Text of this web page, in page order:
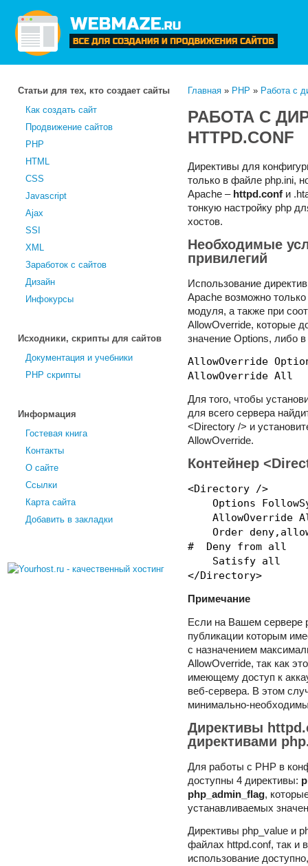
Главная » PHP » Работа с
РАБОТА С
HTTPD.CONF
Директивы для
только в файле php.ini,
Apache – httpd.conf и
тонкую настройку php
хостов.
Необходимые
привилегий
Использование
Apache возможно
модуля, а также при
AllowOverride, которые
значение Options, либо
AllowOverride
AllowOverride All
Для того, чтобы
для всего сервера
<Directory /> и
AllowOverride.
Контейнер
<Directory />
Options
AllowOverride
Order
# Deny from all
Satisfy all
</Directory>
Примечание
Если на Вашем сервере
публикации которым
с назначением
AllowOverride, так как
имеющему доступ к
веб-сервера. В этом
минимально-
Директивы
директивами
Для работы с PHP в
доступны 4 директивы:
php_admin_flag,
устанавливаемых
Директивы php_value и
файлах httpd.conf, так и
использование
Статьи для тех, кто создает сайты
Как создать сайт
Продвижение сайтов
PHP
HTML
CSS
Javascript
Ajax
SSI
XML
Заработок с сайтов
Дизайн
Инфокурсы
Исходники, скрипты для сайтов
Документация и учебники
PHP скрипты
Информация
Гостевая книга
Контакты
О сайте
Ссылки
Карта сайта
Добавить в закладки